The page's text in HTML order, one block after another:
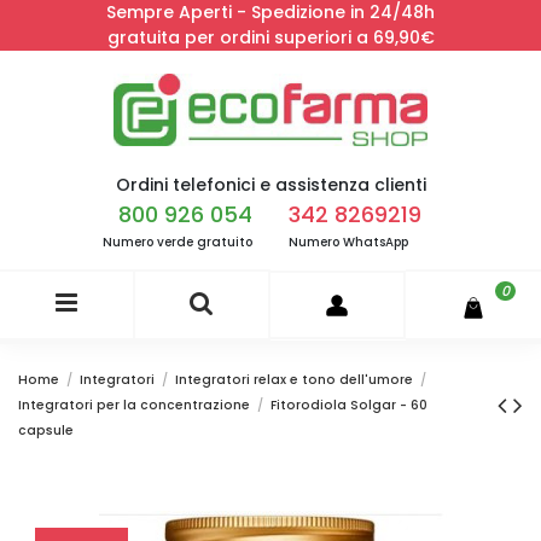
Sempre Aperti - Spedizione in 24/48h
gratuita per ordini superiori a 69,90€
Ordini telefonici e assistenza clienti
800 926 054
Numero verde gratuito
342 8269219
Numero WhatsApp
0
Home Integratori
Integratori relax e tono dell'umore
Integratori per la concentrazione
Fitorodiola Solgar - 60
capsule